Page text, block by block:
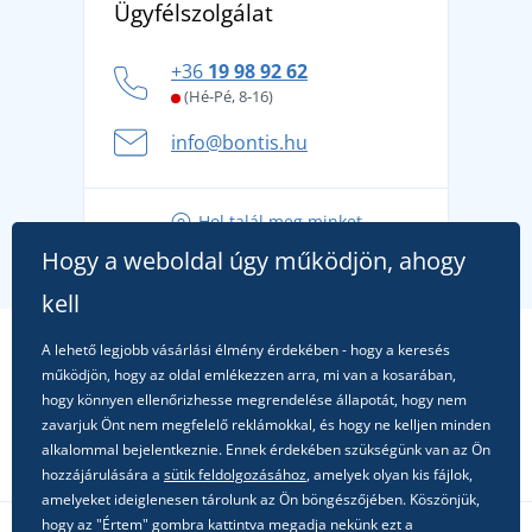
Általános adatvédelmi irányelvek
márkát, amelynek története 1976-ig nyúlik vissza
kényelmesen és biztonságosan
A nyári kaland a csomagolással kezdődik - készüljön
alkalomra!
Ügyfélszolgálat
+36 19 98 92 62
(Hé-Pé, 8-16)
info@bontis.hu
Hol talál meg minket
Hogy a weboldal úgy működjön, ahogy
kell
A lehető legjobb vásárlási élmény érdekében - hogy a keresés
működjön, hogy az oldal emlékezzen arra, mi van a kosarában,
hogy könnyen ellenőrizhesse megrendelése állapotát, hogy nem
zavarjuk Önt nem megfelelő reklámokkal, és hogy ne kelljen minden
alkalommal bejelentkeznie. Ennek érdekében szükségünk van az Ön
hozzájárulására a sütik feldolgozásához, amelyek olyan kis fájlok,
amelyeket ideiglenesen tárolunk az Ön böngészőjében. Köszönjük,
hogy az "Értem" gombra kattintva megadja nekünk ezt a